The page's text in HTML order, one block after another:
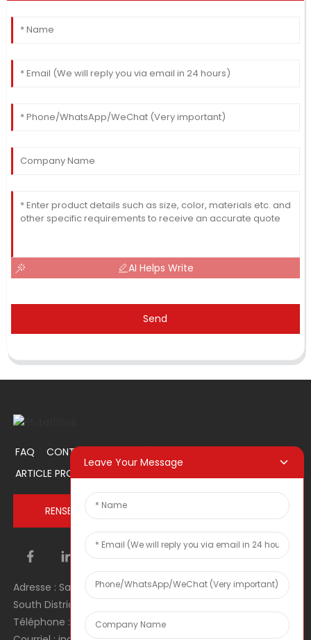
AI Helps Write
Send
FAQ CONTACTEZ-NOUS
ARTICLE PROMOTIONNEL
RENSEIGNEZ-VOUS MAINTENANT
Adresse : Salle 1106, Unité 1, Bâtiment 1, No. 2, Tiyu Road,
South District, Dongguan city, Guangdong Province, RPC
Téléphone : 0086 0769-22900190
Leave Your Message